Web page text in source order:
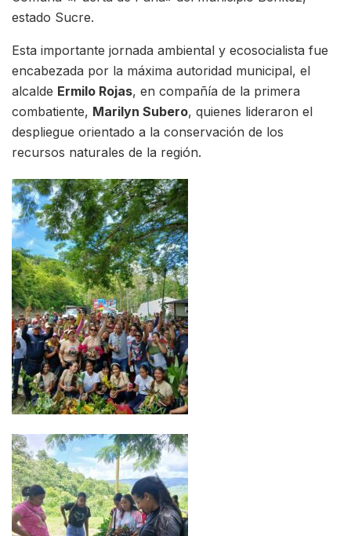
estado Sucre.
Esta importante jornada ambiental y ecosocialista fue
encabezada por la máxima autoridad municipal, el
alcalde Ermilo Rojas, en compañía de la primera
combatiente, Marilyn Subero, quienes lideraron el
despliegue orientado a la conservación de los
recursos naturales de la región.